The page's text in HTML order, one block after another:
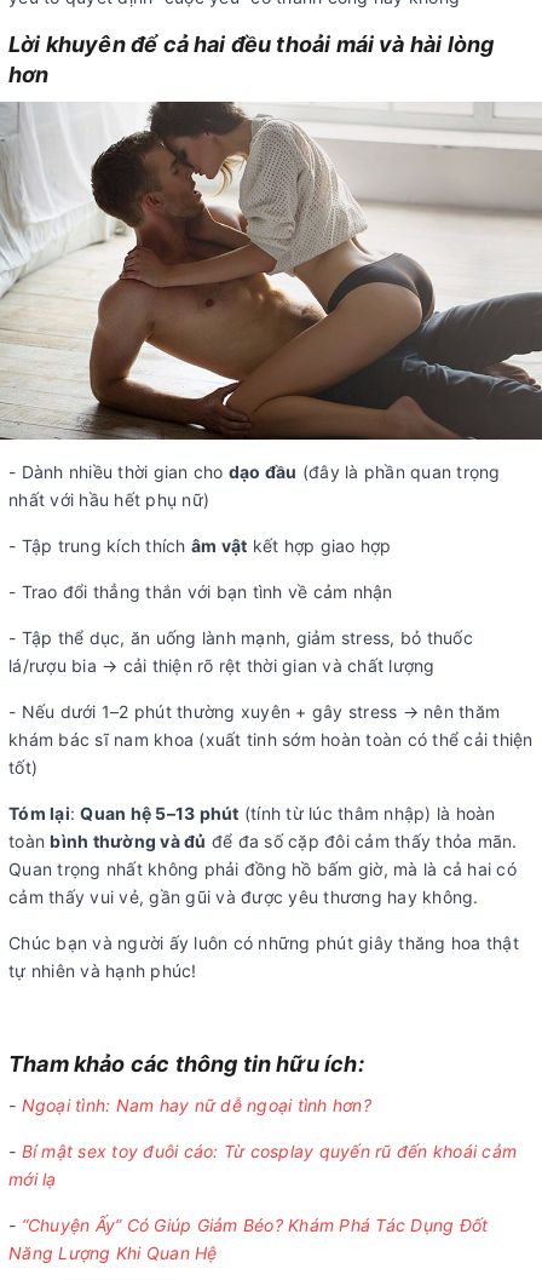
Lời khuyên để cả hai đều thoải mái và hài lòng
hơn
- Dành nhiều thời gian cho dạo đầu (đây là phần quan trọng
nhất với hầu hết phụ nữ)
- Tập trung kích thích âm vật kết hợp giao hợp
- Trao đổi thẳng thắn với bạn tình về cảm nhận
- Tập thể dục, ăn uống lành mạnh, giảm stress, bỏ thuốc
lá/rượu bia → cải thiện rõ rệt thời gian và chất lượng
- Nếu dưới 1–2 phút thường xuyên + gây stress → nên thăm
khám bác sĩ nam khoa (xuất tinh sớm hoàn toàn có thể cải thiện
tốt)
Tóm lại:Quan hệ 5–13 phút (tính từ lúc thâm nhập) là hoàn
toànbình thường và đủ để đa số cặp đôi cảm thấy thỏa mãn.
Quan trọng nhất không phải đồng hồ bấm giờ, mà là cả hai có
cảm thấy vui vẻ, gần gũi và được yêu thương hay không.
Chúc bạn và người ấy luôn có những phút giây thăng hoa thật
tự nhiên và hạnh phúc!
Tham khảo các thông tin hữu ích:
- Ngoại tình: Nam hay nữ dễ ngoại tình hơn?
- Bí mật sex toy đuôi cáo: Từ cosplay quyến rũ đến khoái cảm
mới lạ
- “Chuyện Ấy” Có Giúp Giảm Béo? Khám Phá Tác Dụng Đốt
Năng Lượng Khi Quan Hệ